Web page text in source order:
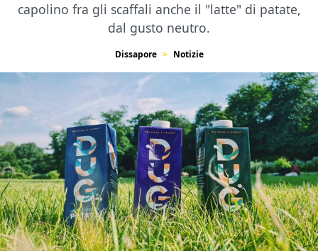
capolino fra gli scaffali anche il "latte" di patate,
dal gusto neutro.
Dissapore Notizie